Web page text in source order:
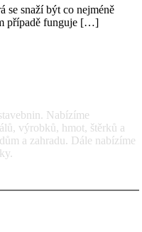
se snaží být co nejméně
případě funguje […]
Nabízíme
výrobků, hmot, štěrků a
a zahradu. Dále nabízíme